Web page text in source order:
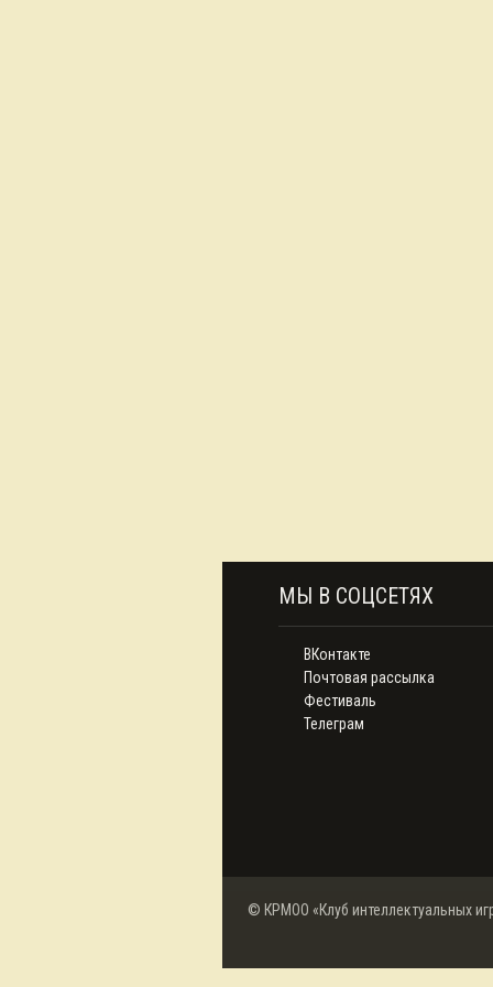
МЫ В СОЦСЕТЯХ
ВКонтакте
Почтовая рассылка
Фестиваль
Телеграм
© КРМОО «Клуб интеллектуальных